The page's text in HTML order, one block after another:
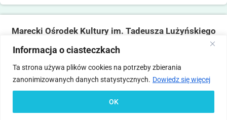
Informacja o ciasteczkach
Ta strona używa plików cookies na potrzeby zbierania
zanonimizowanych danych statystycznych. Dowiedz się więcej
OK
Marecki Ośrodek Kultury im. Tadeusza Lużyńskiego
ul. Fabryczna 2, 05-270 Marki
tel. 22 781 14 06,mokmarki@mokmarki.pl
Statut
Pliki
Polityka
prywatności
Deklaracja
Standardy Ochrony